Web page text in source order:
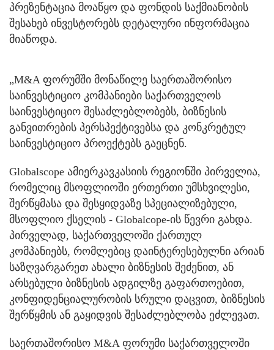
პრეზენტაცია მოაწყო და ფონდის საქმიანობის
შესახებ ინვესტორებს დეტალური ინფორმაცია
მიაწოდა.
„M&A ფორუმში მონაწილე საერთაშორისო
საინვესტიციო კომპანიები საქართველოს
საინვესტიციო შესაძლებლობებს, ბიზნესის
განვითრების პერსპექტივებსა და კონკრეტულ
საინვესტიციო პროექტებს გაეცნენ.
Globalscope ამიერკავკასიის რეგიონში პირველია,
რომელიც მსოფლიოში ერთერთი უმსხვილესი,
შერწყმასა და შესყიდვაზე სპეციალიზებული,
მსოფლიო ქსელის - Globalcope-ის წევრი გახდა.
პირველად, საქართველოში ქართულ
კომპანიებს, რომლებიც დაინტერესებულნი არიან
საზღვარგარეთ ახალი ბიზნესის შეძენით, ან
არსებული ბიზნესის ადგილზე გაფართოებით,
კონფიდენციალურობის სრული დაცვით, ბიზნესის
შერწყმის ან გაყიდვის შესაძლებლობა ეძლევათ.
საერთაშორისო M&A ფორუმი საქართველოში